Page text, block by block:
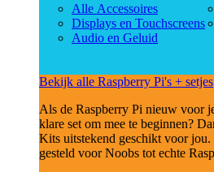
Alle Accessoires
Displays en Touchscreens
Audio en Geluid
Bekijk alle Raspberry Pi's + setjes
Als de Raspberry Pi nieuw voor
klare set om mee te beginnen?
Kits uitstekend geschikt voor jou.
gesteld voor Noobs tot echte